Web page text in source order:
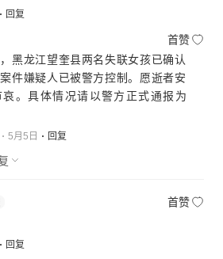
回复
首赞
黑龙江望奎县两名失联女孩已确认
件嫌疑人已被警方控制。愿逝者安
哀。具体情况请以警方正式通报为
5月5日 回复
首赞
回复